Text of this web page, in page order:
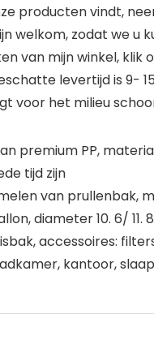
producten vindt,
welkom, zodat we
van mijn winkel,
levertijd is 9-
voor het milieu
premium PP,
tijd zijn
van prullenbak,
diameter 10. 6/ 11.
accessoires:
kantoor,